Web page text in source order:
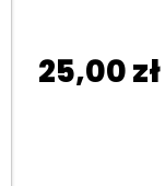
25,00zł